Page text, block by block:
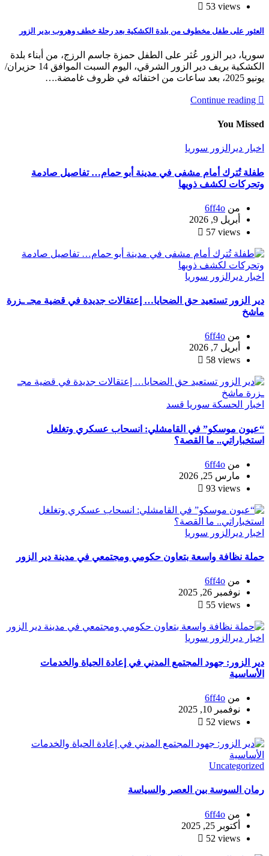
53 views
العثور على طفل مخطوف من بلدة الكشكية بعد رحلة خطف وهروب بدير الزور
سوريا، دير الزور عُثر على الطفل حمزة جاسم الرزج، من أبناء بلدة
الكشكية بريف دير الزور الشرقي، اليوم السبت الموافق 14 حزيران/
يونيو 2025، بعد ساعات من اختفائه في ظروف غامضة.…
Continue reading
You Missed
اخبار ديرالزور سوريا
طفلة تُترك أمام مشفى في مدينة أبو حمام… تفاصيل صادمة
وتحركات لكشف ذويها
من 6ff4o
أبريل 9, 2026
57 views
اخبار ديرالزور سوريا
دير الزور تستعيد حق الضحايا… إعتقالات جديدة في قضية مجـ ـزرة
ماشخ
من 6ff4o
أبريل 7, 2026
58 views
اخبار الحسكة سوريا قسد
“عيون موسكو” في القامشلي: انسحاب عسكري وتغلغل
استخباراتي.. ما القصة؟
من 6ff4o
مارس 25, 2026
93 views
اخبار ديرالزور سوريا
حملة نظافة واسعة بتعاون حكومي ومجتمعي في مدينة دير الزور
من 6ff4o
نوفمبر 26, 2025
55 views
اخبار ديرالزور سوريا
دير الزور: جهود المجتمع المدني في إعادة الحياة والخدمات
الأساسية
من 6ff4o
نوفمبر 10, 2025
52 views
Uncategorized
رمان السوسة بين العصر والسياسة
من 6ff4o
أكتوبر 25, 2025
52 views